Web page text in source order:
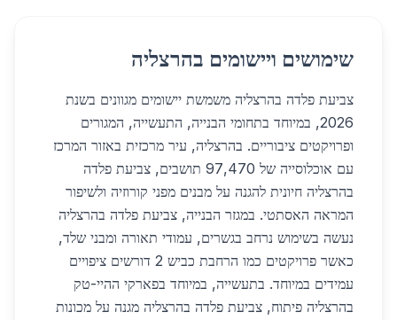
שימושים ויישומים בהרצליה
צביעת פלדה בהרצליה משמשת יישומים מגוונים בשנת
2026, במיוחד בתחומי הבנייה, התעשייה, המגורים
ופרויקטים ציבוריים. בהרצליה, עיר מרכזית באזור המרכז
עם אוכלוסייה של 97,470 תושבים, צביעת פלדה
בהרצליה חיונית להגנה על מבנים מפני קורוזיה ולשיפור
המראה האסתטי. במגזר הבנייה, צביעת פלדה בהרצליה
נעשה בשימוש נרחב בגשרים, עמודי תאורה ומבני שלד,
כאשר פרויקטים כמו הרחבת כביש 2 דורשים ציפויים
עמידים במיוחד. בתעשייה, במיוחד בפארקי ההיי-טק
בהרצליה פיתוח, צביעת פלדה בהרצליה מגנה על מכונות